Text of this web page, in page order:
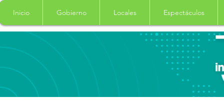
Inicio Gobierno Locales Espectáculos